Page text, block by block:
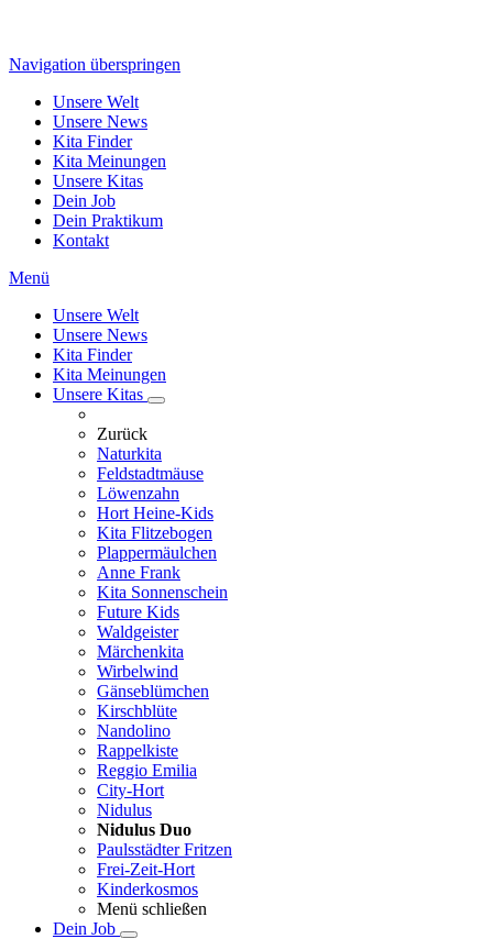
Navigation überspringen
Unsere Welt
Unsere News
Kita Finder
Kita Meinungen
Unsere Kitas
Dein Job
Dein Praktikum
Kontakt
Menü
Unsere Welt
Unsere News
Kita Finder
Kita Meinungen
Unsere Kitas
Zurück
Naturkita
Feldstadtmäuse
Löwenzahn
Hort Heine-Kids
Kita Flitzebogen
Plappermäulchen
Anne Frank
Kita Sonnenschein
Future Kids
Waldgeister
Märchenkita
Wirbelwind
Gänseblümchen
Kirschblüte
Nandolino
Rappelkiste
Reggio Emilia
City-Hort
Nidulus
Nidulus Duo
Paulsstädter Fritzen
Frei-Zeit-Hort
Kinderkosmos
Menü schließen
Dein Job